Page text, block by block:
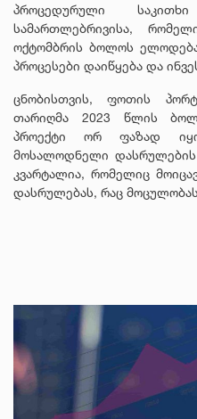
პროცედურული
სამართლებრივისა,
ოქტომბრის ბოლოს
პროცესები დაიწყება და
ცნობისთვის, ფოთის
თარიღმა 2023 წლის
პროექტი ორ ფაზად
მოსალოდნელი
კვარტალია, რომელიც
დასრულებას, რაც მოცულობას